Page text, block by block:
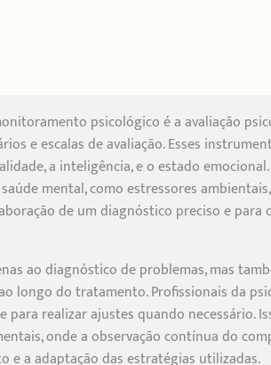
psicológico é a avaliação
e escalas de avaliação. Esses
a inteligência, e o estado
mental, como estressores
de um diagnóstico preciso e
ao diagnóstico de problemas, mas
longo do tratamento. Profissionais da
para realizar ajustes quando necessário.
onde a observação contínua do
e a adaptação das estratégias utilizadas.